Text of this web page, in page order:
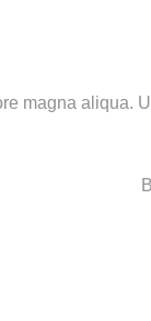
magna aliqua.